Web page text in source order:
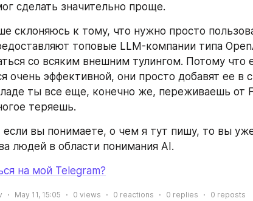
сделать значительно проще.
склоняюсь к тому, что нужно просто
топовые LLM-компании типа
со всяким внешним тулингом. Потому что
очень эффективной, они просто добавят ее в
ты все еще, конечно же, переживаешь от
теряешь.
если вы понимаете, о чем я тут пишу, то вы
людей в области понимания AI.
на мой Telegram?
May 11, 15:05 0 views 0 reactions 0 replies 0 reposts